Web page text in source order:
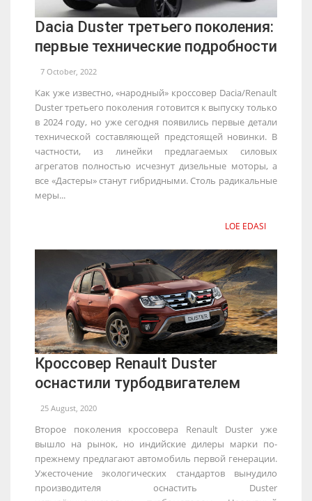
Dacia Duster третьего поколения:
первые технические подробности
7 October, 2022
Как уже известно, «народный» кроссовер Dacia/Renault
Duster третьего поколения готовится к выпуску только
в 2024 году, но уже сегодня появились первые детали
технической составляющей предстоящей новинки. В
частности, из линейки предлагаемых силовых
агрегатов полностью исчезнут дизельные моторы, а
все «Дастеры» станут гибридными. Столь радикальные
меры...
LOE EDASI
Кроссовер Renault Duster
оснастили турбодвигателем
25 August, 2020
Второе поколения кроссовера Renault Duster уже
вышло на рынок, но индийские дилеры марки по-
прежнему предлагают автомобиль первой генерации.
Ужесточение экологических стандартов вынудило
производителя оснастить Duster